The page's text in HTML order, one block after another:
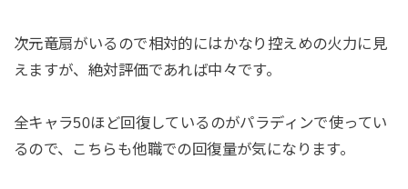
次元竜扇がいるので相対的にはかなり控えめの火力に見
えますが、絶対評価であれば中々です。
全キャラ50ほど回復しているのがパラディンで使ってい
るので、こちらも他職での回復量が気になります。